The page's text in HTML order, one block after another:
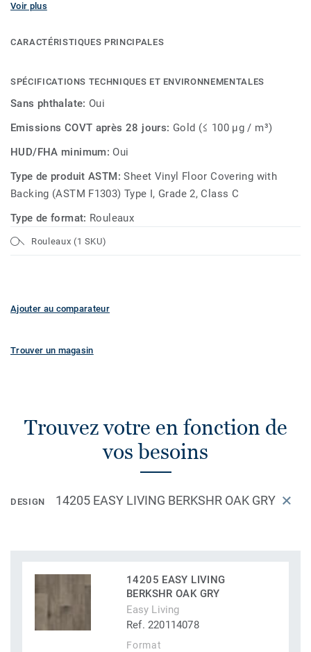
rendent idéal pour les salles de bains, les salles de lavage
EasyLiving est le choix parfait pour les maisons avec des
Voir plus
CARACTÉRISTIQUES PRINCIPALES
SPÉCIFICATIONS TECHNIQUES ET ENVIRONNEMENTALES
Sans phthalate:Oui
Emissions COVT après 28 jours: Gold (≤ 100 µg / m³)
HUD/FHA minimum:Oui
Type de produit ASTM:Sheet Vinyl Floor Covering with
Backing (ASTM F1303) Type I, Grade 2, Class C
Type de format: Rouleaux
Rouleaux (1 SKU)
Ajouter au comparateur
Trouver un magasin
Trouvez votre en fonction de
vos besoins
DESIGN 14205 EASY LIVING BERKSHR OAK GRY
14205 EASY LIVING
BERKSHR OAK GRY
Easy Living
Ref. 220114078
Format